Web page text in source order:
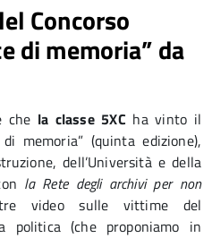
Concorso
di memoria” da
che la classe 5XC ha vinto il
memoria” (quinta edizione),
dell’Università e della
la Rete degli archivi per non
tre video sulle vittime del
politica (che proponiamo in